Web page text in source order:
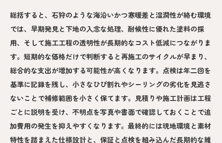
総括すると、石狩のような海沿いかつ寒暖差と湿潤性が絡む環境
では、早期発見と下地の入念な処理、耐候性に優れた塗料の採
用、そして施工工程の透明性が長期的なコスト低減につながりま
す。短期的な価格だけで判断すると再施工のサイクルが早まり、
総合的な支出が増加する可能性が高くなります。点検は年二回を
基準に記録を残し、小さなひび割れやシーリングの劣化を見逃さ
ないことで補修範囲を小さく保てます。見積りや施工計画は工程
ごとに説明を受け、不明点を写真や書面で確認しておくことで追
加費用の発生を抑えやすくなります。最終的には現地環境と素材
特性を踏まえた仕様設計と、保証と点検を組み込んだ長期的な維